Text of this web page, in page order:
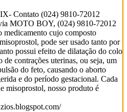
Contato (024) 9810-72012
MOTO BOY, (024) 9810-72012
medicamento cujo composto
pode ser usado tanto por
possui efeito de dilatação do colo
contrações uterinas, ou seja, um
do feto, causando o aborto
e do período gestacional. Cada
misoprostol, nosso produto é